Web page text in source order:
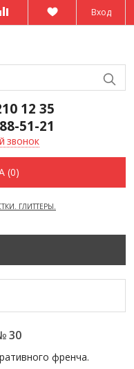
Вход
12 35
51-21
ЗВОНОК
(0)
ГЛИТТЕРЫ.
30
френча.